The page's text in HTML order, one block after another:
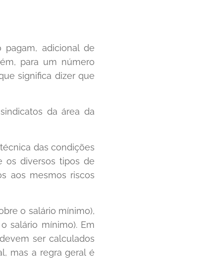
pagam, adicional de
para um número
significa dizer que
da área da
das condições
os diversos tipos de
aos mesmos riscos
o salário mínimo),
salário mínimo). Em
ser calculados
mas a regra geral é